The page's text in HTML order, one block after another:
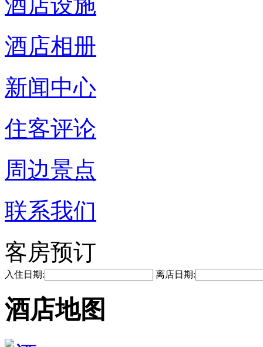
酒店相册
新闻中心
住客评论
周边景点
联系我们
客房预订
入住日期: 离店日期:
酒店地图